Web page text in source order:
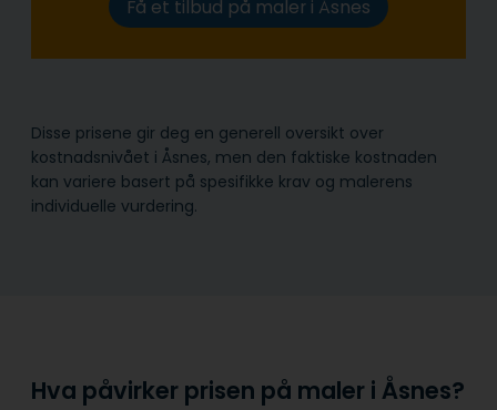
Få et tilbud på maler i Åsnes
Disse prisene gir deg en generell oversikt over
kostnadsnivået i Åsnes, men den faktiske kostnaden
kan variere basert på spesifikke krav og malerens
individuelle vurdering.
Hva påvirker prisen på maler i Åsnes?